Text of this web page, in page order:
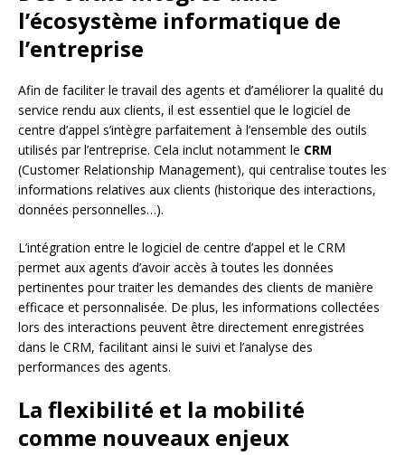
l’écosystème informatique de
l’entreprise
Afin de faciliter le travail des agents et d’améliorer la qualité du
service rendu aux clients, il est essentiel que le logiciel de
centre d’appel s’intègre parfaitement à l’ensemble des outils
utilisés par l’entreprise. Cela inclut notamment le CRM
(Customer Relationship Management), qui centralise toutes les
informations relatives aux clients (historique des interactions,
données personnelles…).
L’intégration entre le logiciel de centre d’appel et le CRM
permet aux agents d’avoir accès à toutes les données
pertinentes pour traiter les demandes des clients de manière
efficace et personnalisée. De plus, les informations collectées
lors des interactions peuvent être directement enregistrées
dans le CRM, facilitant ainsi le suivi et l’analyse des
performances des agents.
La flexibilité et la mobilité
comme nouveaux enjeux